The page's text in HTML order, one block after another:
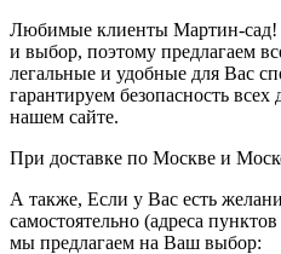
Любимые клиенты Мартин-
и выбор, поэтому предлагаем
легальные и удобные для Вас
гарантируем безопасность
нашем сайте.
При доставке по Москве и
А также, Если у Вас есть
самостоятельно (адреса
мы предлагаем на Ваш выбор: